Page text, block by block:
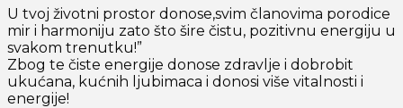
U tvoj životni prostor donose,svim članovima porodice
mir i harmoniju zato što šire čistu, pozitivnu energiju u
svakom trenutku!”
Zbog te čiste energije donose zdravlje i dobrobit
ukućana, kućnih ljubimaca i donosi više vitalnosti i
energije!